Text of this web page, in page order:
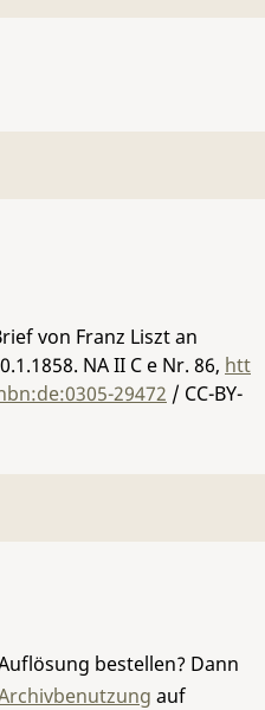
von Franz Liszt an
NA II C e Nr. 86, htt
29472 / CC-BY-
bestellen? Dann
auf